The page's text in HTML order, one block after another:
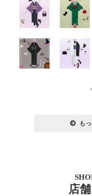
も
店